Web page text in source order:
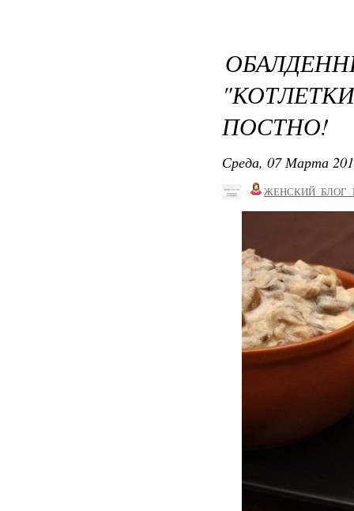
ПОСТНО!
Среда, 07 Марта